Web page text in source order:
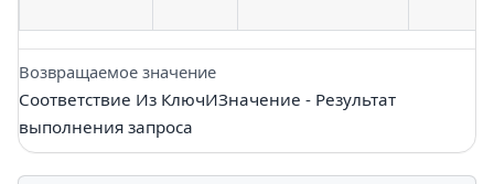
Возвращаемое значение
Соответствие Из КлючИЗначение - Результат
выполнения запроса